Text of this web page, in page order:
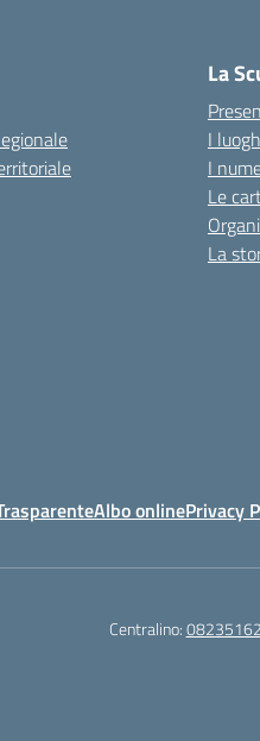
La
I
I
Le
La
Albo onlinePrivacy
Centralino: